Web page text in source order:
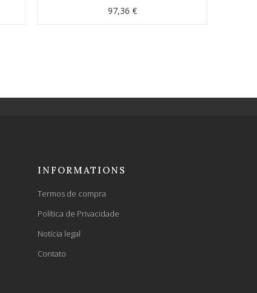
97,36 €
INFORMATIONS
Termos de compra
Política de Privacidade
Notícia legal
Contato